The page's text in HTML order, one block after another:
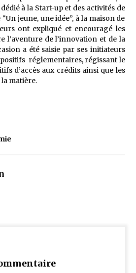
à la Start-up et des activités de
jeune, une idée”, à la maison de
ont expliqué et encouragé les
l’aventure de l’innovation et de la
a été saisie par ses initiateurs
réglementaires, régissant le
d’accès aux crédits ainsi que les
matière.